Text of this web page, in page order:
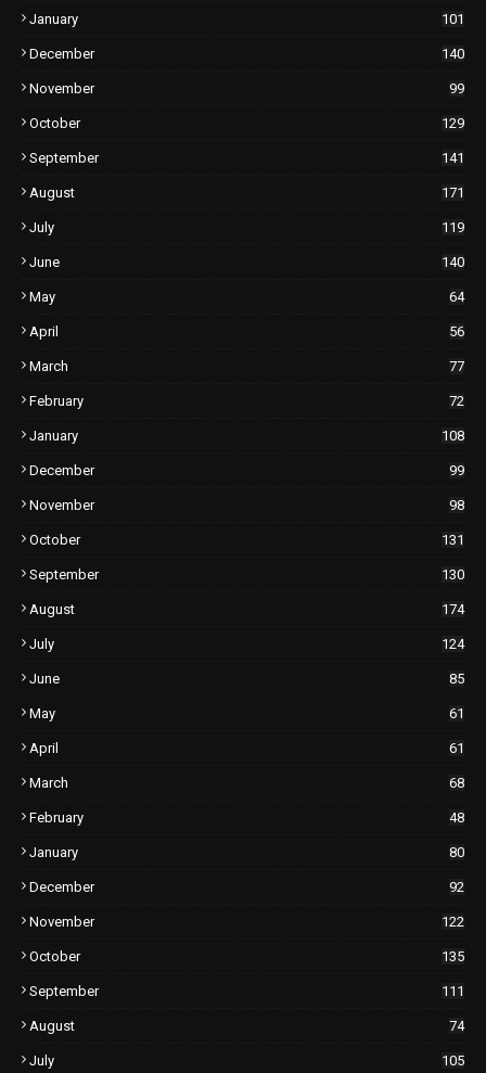
January 101
December 140
November 99
October 129
September 141
August 171
July 119
June 140
May 64
April 56
March 77
February 72
January 108
December 99
November 98
October 131
September 130
August 174
July 124
June 85
May 61
April 61
March 68
February 48
January 80
December 92
November 122
October 135
September 111
August 74
July 105